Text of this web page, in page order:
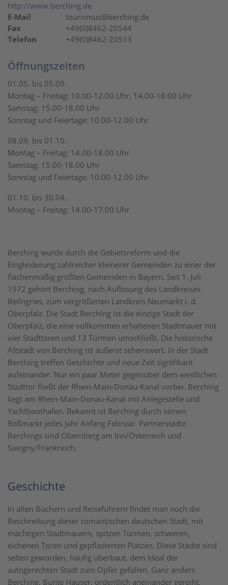
Berching wurde durch die Gebietsreform und die
Eingleiderung zahlreicher kleinerer Gemeinden zu einer der
flächenmäßig größten Gemeinden in Bayern. Seit 1. Juli
1972 gehört Berching, nach Auflösung des Landkreises
Beilngries, zum vergrößerten Landkreis Neumarkt i. d.
Oberpfalz. Die Stadt Berching ist die einzige Stadt der
Oberpfalz, die eine vollkommen erhaltenen Stadtmauer mit
vier Stadttoren und 13 Türmen umschließt. Die historische
Altstadt von Berching ist äußerst sehenswert. In der Stadt
Berching treffen Geschichte und neue Zeit signifikant
aufeinander. Nur ein paar Meter gegenüber dem westlichen
Stadttor fließt der Rhein-Main-Donau-Kanal vorbei. Berching
liegt am Rhein-Main-Donau-Kanal mit Anlegestelle und
Yachtboothafen. Bekannt ist Berching durch seinen
Roßmarkt jedes Jahr Anfang Februar. Partnerstädte
Berchings sind Obernberg am Inn/Österreich und
Savigny/Frankreich.
Geschichte
In alten Büchern und Reiseführern findet man noch die
Beschreibung dieser romantischen deutschen Stadt, mit
mächtigen Stadtmauern, spitzen Türmen, schweren,
eichenen Toren und gepflasterten Plätzen. Diese Städte sind
selten geworden, häufig überbaut, dem Ideal der
autogerechten Stadt zum Opfer gefallen. Ganz anders
Berching. Bunte Häuser, ordentlich aneinander gereiht,
http://www.berching.de
E-Mail
tourismus@berching.de
Fax
+49(0)8462-20544
Telefon
+49(0)8462-20513
Öffnungszeiten
01.05. bis 05.09.
Montag – Freitag: 10.00-12.00 Uhr, 14.00-18.00 Uhr
Samstag: 15.00-18.00 Uhr
Sonntag und Feiertage: 10.00-12.00 Uhr
08.09. bis 01.10.
Montag – Freitag: 14.00-18.00 Uhr
Samstag: 15.00-18.00 Uhr
Sonntag und Feiertage: 10.00-12.00 Uhr
01.10. bis 30.04.
Montag – Freitag: 14.00-17.00 Uhr